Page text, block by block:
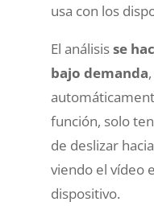
usa con los
El análisisse
bajo demanda
función, solo
de deslizar
viendo el vídeo
dispositivo.